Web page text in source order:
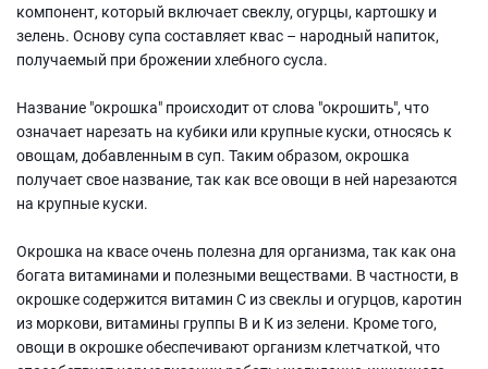
компонент, который включает свеклу, огурцы, картошку и
зелень. Основу супа составляет квас – народный напиток,
получаемый при брожении хлебного сусла.
Название "окрошка" происходит от слова "окрошить", что
означает нарезать на кубики или крупные куски, относясь к
овощам, добавленным в суп. Таким образом, окрошка
получает свое название, так как все овощи в ней нарезаются
на крупные куски.
Окрошка на квасе очень полезна для организма, так как она
богата витаминами и полезными веществами. В частности, в
окрошке содержится витамин С из свеклы и огурцов, каротин
из моркови, витамины группы В и К из зелени. Кроме того,
овощи в окрошке обеспечивают организм клетчаткой, что